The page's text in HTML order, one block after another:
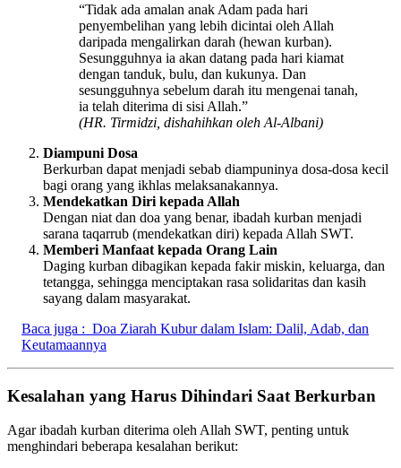
“Tidak ada amalan anak Adam pada hari
penyembelihan yang lebih dicintai oleh Allah
daripada mengalirkan darah (hewan kurban).
Sesungguhnya ia akan datang pada hari kiamat
dengan tanduk, bulu, dan kukunya. Dan
sesungguhnya sebelum darah itu mengenai tanah,
ia telah diterima di sisi Allah.”
(HR. Tirmidzi, dishahihkan oleh Al-Albani)
Diampuni Dosa
Berkurban dapat menjadi sebab diampuninya dosa-dosa kecil
bagi orang yang ikhlas melaksanakannya.
Mendekatkan Diri kepada Allah
Dengan niat dan doa yang benar, ibadah kurban menjadi
sarana taqarrub (mendekatkan diri) kepada Allah SWT.
Memberi Manfaat kepada Orang Lain
Daging kurban dibagikan kepada fakir miskin, keluarga, dan
tetangga, sehingga menciptakan rasa solidaritas dan kasih
sayang dalam masyarakat.
Baca juga : Doa Ziarah Kubur dalam Islam: Dalil, Adab, dan
Keutamaannya
Kesalahan yang Harus Dihindari Saat Berkurban
Agar ibadah kurban diterima oleh Allah SWT, penting untuk
menghindari beberapa kesalahan berikut: